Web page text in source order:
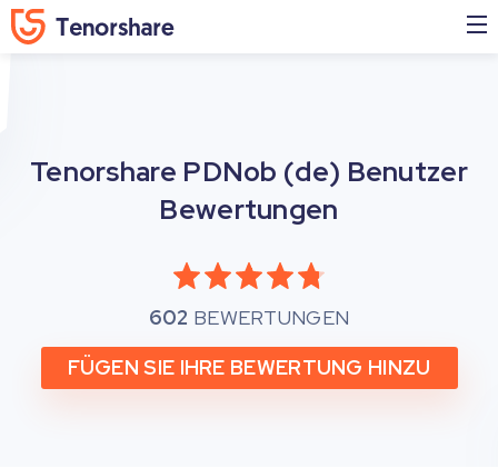
Tenorshare PDNob (de) Benutzer
Bewertungen
4
602 BEWERTUNGEN
FÜGEN SIE IHRE BEWERTUNG HINZU